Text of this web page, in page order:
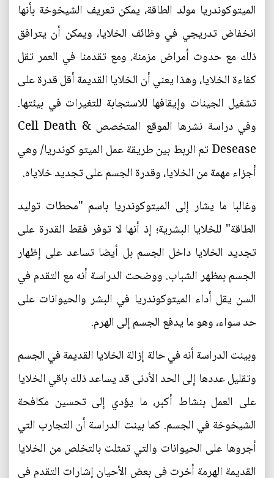
الميتوكوندريا مولد الطاقة، يمكن تعريف الشيخوخة بأنها
انخفاض تدريجي في وظائف الخلايا، ويمكن أن يترافق
ذلك مع حدوث أمراض مزمنة. ومع تقدمنا في العمر تقل
كفاءة الخلايا، وهذا يعني أن الخلايا القديمة أقل قدرة على
تشغيل الجينات وإيقافها للاستجابة للتغيرات في بيئتها.
وفي دراسة نشرها الموقع المتخصص Cell Death &
Desease تم الربط بين طريقة عمل الميتو كوندريا/ وهي
أجزاء مهمة من الخلايا، وقدرة الجسم على تجديد خلاياه.
وغالبا ما يشار إلى الميتوكوندريا باسم "محطات توليد
الطاقة" للخلايا البشرية؛ إذ أنها لا توفر فقط القدرة على
تجديد الخلايا داخل الجسم بل أيضا تساعد على إظهار
الجسم بمظهر الشباب. ووضحت الدراسة أنه مع التقدم في
السن يقل أداء الميتوكوندريا في البشر والحيوانات على
حد سواء، وهو ما يدفع الجسم إلى الهرم.
وبينت الدراسة أنه في حالة إزالة الخلايا القديمة في الجسم
وتقليل عددها إلى الحد الأدنى قد يساعد ذلك باقي الخلايا
على العمل بنشاط أكبر، ما يؤدي إلى تحسين مكافحة
الشيخوخة في الجسم. كما بينت الدراسة أن التجارب التي
أجروها على الحيوانات والتي تمثلت بالتخلص من الخلايا
القديمة الهرمة أخرت في بعض الأحيان إشارات التقدم في